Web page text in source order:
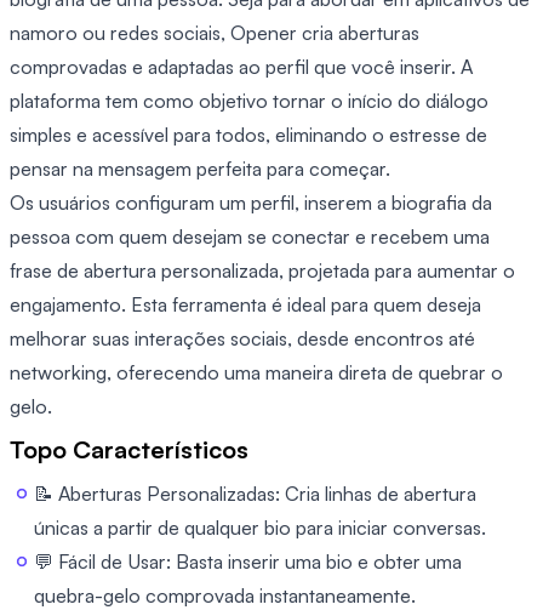
namoro ou redes sociais, Opener cria aberturas
comprovadas e adaptadas ao perfil que você inserir. A
plataforma tem como objetivo tornar o início do diálogo
simples e acessível para todos, eliminando o estresse de
pensar na mensagem perfeita para começar.
Os usuários configuram um perfil, inserem a biografia da
pessoa com quem desejam se conectar e recebem uma
frase de abertura personalizada, projetada para aumentar o
engajamento. Esta ferramenta é ideal para quem deseja
melhorar suas interações sociais, desde encontros até
networking, oferecendo uma maneira direta de quebrar o
gelo.
Topo Característicos
📝 Aberturas Personalizadas: Cria linhas de abertura
únicas a partir de qualquer bio para iniciar conversas.
💬 Fácil de Usar: Basta inserir uma bio e obter uma
quebra-gelo comprovada instantaneamente.